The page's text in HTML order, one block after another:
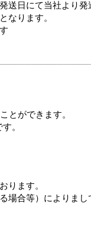
送日にて当社より発
なります。
とができます。
。
ります。
場合等）によりま